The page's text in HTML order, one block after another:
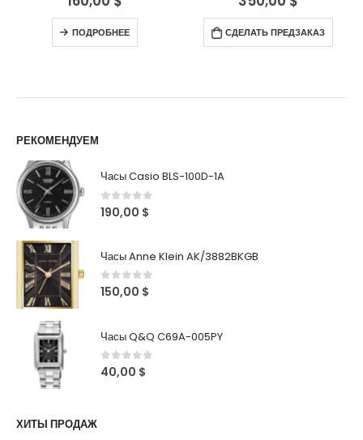
ПОДРОБНЕЕ СДЕЛАТЬ ПРЕДЗАКАЗ
РЕКОМЕНДУЕМ
Часы Casio BLS-100D-1A
0out of 5
190,00 $
Часы Anne Klein AK/3882BKGB
0out of 5
150,00 $
Часы Q&Q C69A-005PY
0 out of 5
40,00 $
ХИТЫ ПРОДАЖ